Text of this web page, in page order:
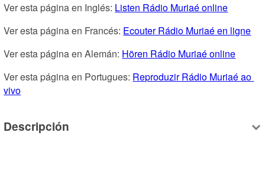
Ver esta página en Inglés: Listen Rádio Muriaé online
Ver esta página en Francés: Ecouter Rádio Muriaé en ligne
Ver esta página en Alemán: Hören Rádio Muriaé online
Ver esta página en Portugues: Reproduzir Rádio Muriaé ao
vivo
Descripción